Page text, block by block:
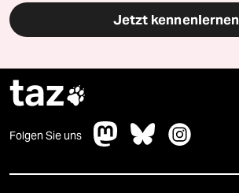
Jetzt kennenlernen
taz
Folgen Sie uns